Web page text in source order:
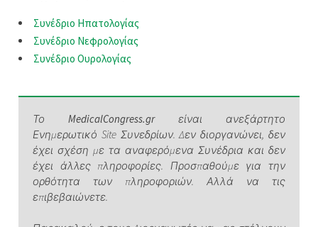
Συνέδριο Ηπατολογίας
Συνέδριο Νεφρολογίας
Συνέδριο Ουρολογίας
ΤοMedicalCongress.grείναι ανεξάρτητο
Ενημερωτικό Site Συνεδρίων. Δεν διοργανώνει, δεν
έχει σχέση με τα αναφερόμενα Συνέδρια και δεν
έχει άλλες πληροφορίες. Προσπαθούμε για την
ορθότητα των πληροφοριών. Αλλά να τις
επιβεβαιώνετε.